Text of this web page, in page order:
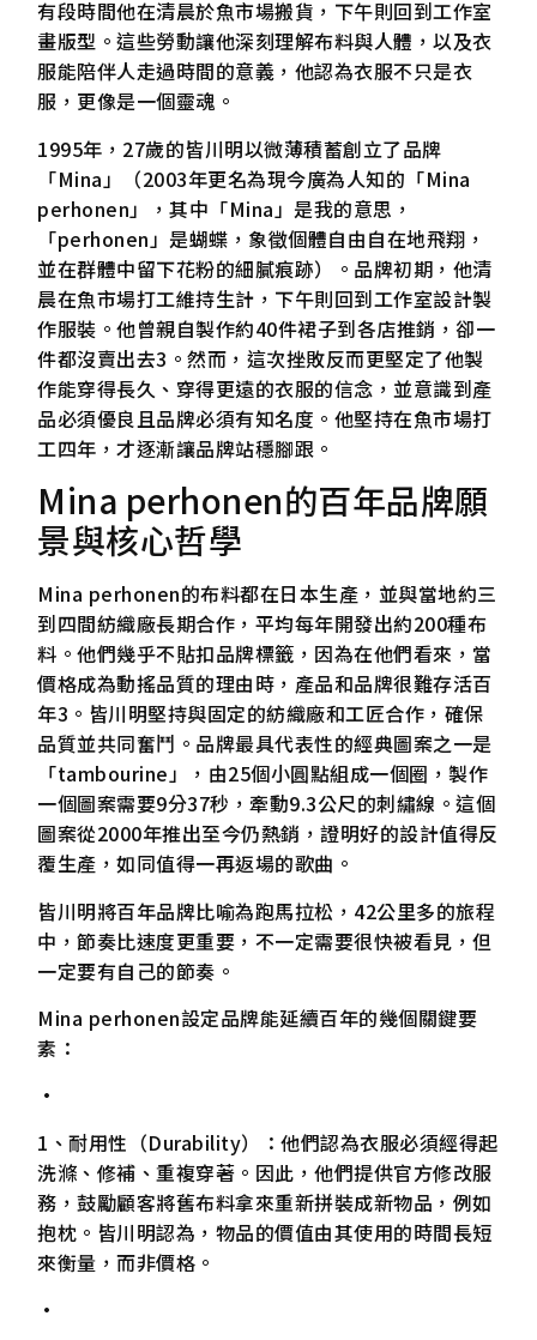
有段時間他在清晨於魚市場搬貨，下午則回到工作室
畫版型。這些勞動讓他深刻理解布料與人體，以及衣
服能陪伴人走過時間的意義，他認為衣服不只是衣
服，更像是一個靈魂。
1995年，27歲的皆川明以微薄積蓄創立了品牌
「Mina」（2003年更名為現今廣為人知的「Mina
perhonen」，其中「Mina」是我的意思，
「perhonen」是蝴蝶，象徵個體自由自在地飛翔，
並在群體中留下花粉的細膩痕跡）。品牌初期，他清
晨在魚市場打工維持生計，下午則回到工作室設計製
作服裝。他曾親自製作約40件裙子到各店推銷，卻一
件都沒賣出去3。然而，這次挫敗反而更堅定了他製
作能穿得長久、穿得更遠的衣服的信念，並意識到產
品必須優良且品牌必須有知名度。他堅持在魚市場打
工四年，才逐漸讓品牌站穩腳跟。
Mina perhonen的百年品牌願
景與核心哲學
Mina perhonen的布料都在日本生產，並與當地約三
到四間紡織廠長期合作，平均每年開發出約200種布
料。他們幾乎不貼扣品牌標籤，因為在他們看來，當
價格成為動搖品質的理由時，產品和品牌很難存活百
年3。皆川明堅持與固定的紡織廠和工匠合作，確保
品質並共同奮鬥。品牌最具代表性的經典圖案之一是
「tambourine」，由25個小圓點組成一個圈，製作
一個圖案需要9分37秒，牽動9.3公尺的刺繡線。這個
圖案從2000年推出至今仍熱銷，證明好的設計值得反
覆生產，如同值得一再返場的歌曲。
皆川明將百年品牌比喻為跑馬拉松，42公里多的旅程
中，節奏比速度更重要，不一定需要很快被看見，但
一定要有自己的節奏。
Mina perhonen設定品牌能延續百年的幾個關鍵要
素：
•
1、耐用性（Durability）：他們認為衣服必須經得起
洗滌、修補、重複穿著。因此，他們提供官方修改服
務，鼓勵顧客將舊布料拿來重新拼裝成新物品，例如
抱枕。皆川明認為，物品的價值由其使用的時間長短
來衡量，而非價格。
•